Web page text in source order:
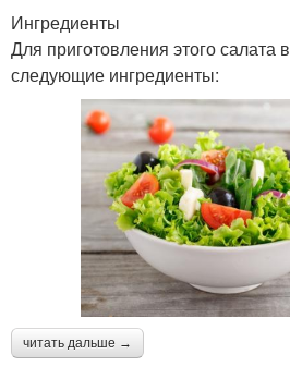
Ингредиенты
Для приготовления этого салата
следующие ингредиенты:
читать дальше →